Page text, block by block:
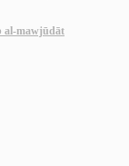
al-mawjūdāt